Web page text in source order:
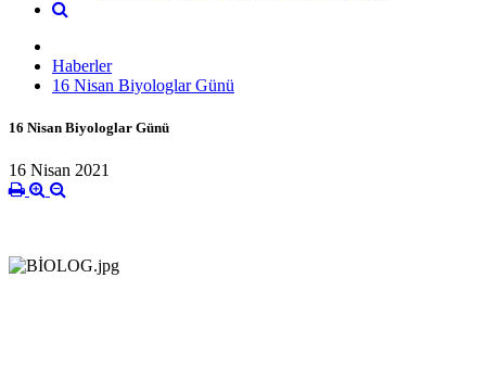
Haberler
16 Nisan Biyologlar Günü
16 Nisan Biyologlar Günü
16 Nisan 2021